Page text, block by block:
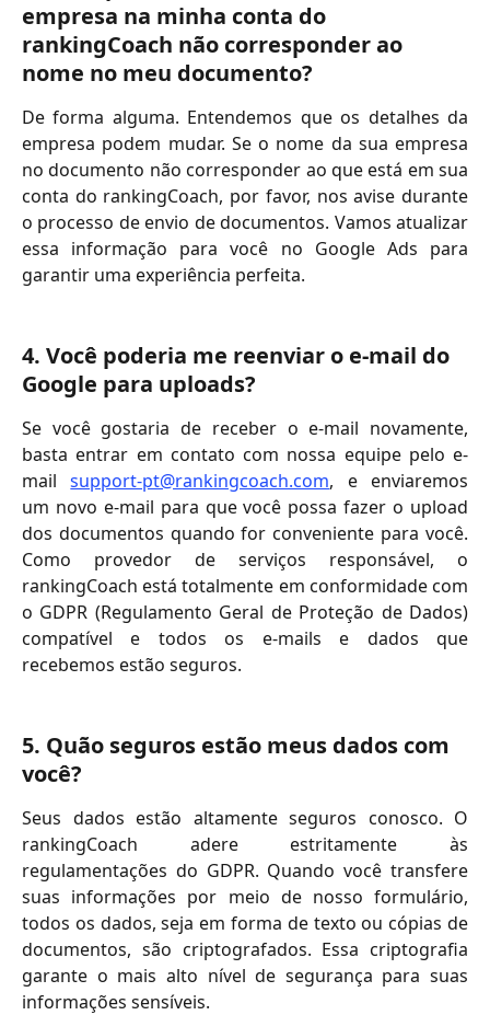
empresa na minha conta do
rankingCoach não corresponder ao
nome no meu documento?
De forma alguma. Entendemos que os detalhes da
empresa podem mudar. Se o nome da sua empresa
no documento não corresponder ao que está em sua
conta do rankingCoach, por favor, nos avise durante
o processo de envio de documentos. Vamos atualizar
essa informação para você no Google Ads para
garantir uma experiência perfeita.
4. Você poderia me reenviar o e-mail do
Google para uploads?
Se você gostaria de receber o e-mail novamente,
basta entrar em contato com nossa equipe pelo e-
mailsupport-pt@rankingcoach.com, e enviaremos
um novo e-mail para que você possa fazer o upload
dos documentos quando for conveniente para você.
Como provedor de serviços responsável, o
rankingCoach está totalmente em conformidade com
o GDPR (Regulamento Geral de Proteção de Dados)
compatível e todos os e-mails e dados que
recebemos estão seguros.
5. Quão seguros estão meus dados com
você?
Seus dados estão altamente seguros conosco. O
rankingCoach adere estritamente às
regulamentações do GDPR. Quando você transfere
suas informações por meio de nosso formulário,
todos os dados, seja em forma de texto ou cópias de
documentos, são criptografados. Essa criptografia
garante o mais alto nível de segurança para suas
informações sensíveis.